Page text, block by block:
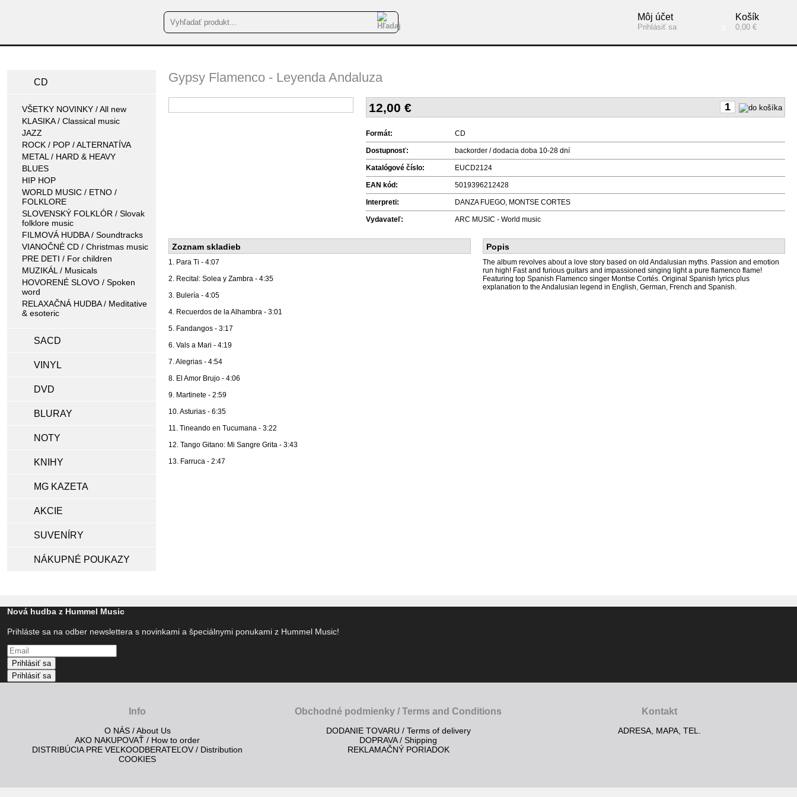
Košík
0,00 €
Môj účet
Prihlásiť sa
CD
VŠETKY NOVINKY / All new
KLASIKA / Classical music
JAZZ
ROCK / POP / ALTERNATÍVA
METAL / HARD & HEAVY
BLUES
HIP HOP
WORLD MUSIC / ETNO /
FOLKLORE
SLOVENSKÝ FOLKLÓR / Slovak
folklore music
FILMOVÁ HUDBA / Soundtracks
VIANOČNÉ CD / Christmas music
PRE DETI / For children
MUZIKÁL / Musicals
HOVORENÉ SLOVO / Spoken
word
RELAXAČNÁ HUDBA / Meditative
& esoteric
SACD
VINYL
DVD
BLURAY
NOTY
KNIHY
MG KAZETA
AKCIE
SUVENÍRY
NÁKUPNÉ POUKAZY
Gypsy Flamenco - Leyenda Andaluza
12,00 €
Formát: CD
Dostupnosť: backorder / dodacia doba 10-28 dní
Katalógové číslo: EUCD2124
EAN kód: 5019396212428
Interpreti: DANZA FUEGO, MONTSE CORTES
Vydavateľ: ARC MUSIC - World music
Zoznam skladieb
1. Para Ti - 4:07
2. Recital: Solea y Zambra - 4:35
3. Bulería - 4:05
4. Recuerdos de la Alhambra - 3:01
5. Fandangos - 3:17
6. Vals a Mari - 4:19
7. Alegrias - 4:54
8. El Amor Brujo - 4:06
9. Martinete - 2:59
10. Asturias - 6:35
11. Tineando en Tucumana - 3:22
12. Tango Gitano: Mi Sangre Grita - 3:43
13. Farruca - 2:47
Popis
The album revolves about a love story based on old Andalusian myths. Passion and emotion
run high! Fast and furious guitars and impassioned singing light a pure flamenco flame!
Featuring top Spanish Flamenco singer Montse Cortés. Original Spanish lyrics plus
explanation to the Andalusian legend in English, German, French and Spanish.
Nová hudba z Hummel Music
Prihláste sa na odber newslettera s novinkami a špeciálnymi ponukami z Hummel Music!
Prihlásiť sa
Prihlásiť sa
Info
O NÁS / About Us
AKO NAKUPOVAŤ / How to order
DISTRIBÚCIA PRE VEĽKOODBERATEĽOV / Distribution
COOKIES
Obchodné podmienky / Terms and Conditions
DODANIE TOVARU / Terms of delivery
DOPRAVA / Shipping
REKLAMAČNÝ PORIADOK
Kontakt
ADRESA, MAPA, TEL.